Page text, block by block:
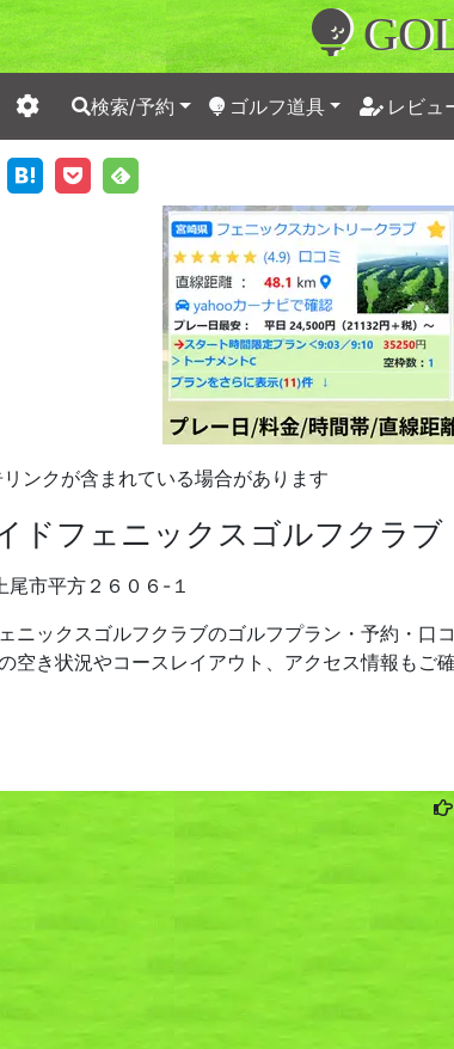
検索/予約 ゴルフ道具 レビュ
ンクが含まれている場合があります
ドフェニックスゴルフクラブ
尾市平方２６０６-１
ニックスゴルフクラブのゴルフプラン・予約・
空き状況やコースレイアウト、アクセス情報もご